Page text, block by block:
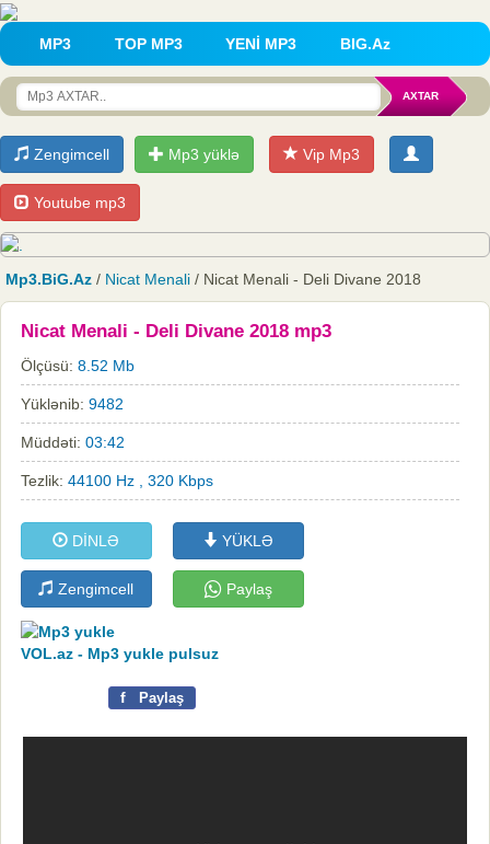
MP3 TOP MP3 YENİ MP3 BIG.Az
Zengimcell Mp3 yüklə Vip Mp3
Youtube mp3
Mp3.BiG.Az / Nicat Menali / Nicat Menali - Deli Divane 2018
Nicat Menali - Deli Divane 2018 mp3
Ölçüsü: 8.52 Mb
Yüklənib: 9482
Müddəti: 03:42
Tezlik: 44100 Hz , 320 Kbps
DİNLƏ YÜKLƏ
Zengimcell Paylaş
VOL.az - Mp3 yukle pulsuz
f Paylaş